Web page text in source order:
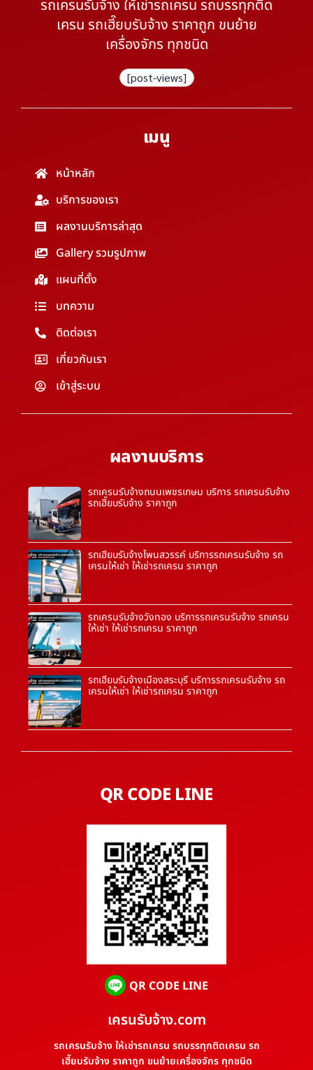
รถเครนรับจ้าง ให้เช่ารถเครน รถบรรทุกติด
เครน รถเฮี๊ยบรับจ้าง ราคาถูก ขนย้าย
เครื่องจักร ทุกชนิด
[post-views]
เมนู
หน้าหลัก
บริการของเรา
ผลงานบริการล่าสุด
Gallery รวมรูปภาพ
แผนที่ตั้ง
บทความ
ติดต่อเรา
เกี่ยวกับเรา
เข้าสู่ระบบ
ผลงานบริการ
รถเครนรับจ้างถนนเพชรเกษม บริการ รถเครนรับจ้าง
รถเฮี๊ยบรับจ้าง ราคาถูก
รถเฮี๊ยบรับจ้างโพนสวรรค์ บริการรถเครนรับจ้าง รถ
เครนให้เช่า ให้เช่ารถเครน ราคาถูก
รถเครนรับจ้างวังทอง บริการรถเครนรับจ้าง รถเครน
ให้เช่า ให้เช่ารถเครน ราคาถูก
รถเฮี๊ยบรับจ้างเมืองสระบุรี บริการรถเครนรับจ้าง รถ
เครนให้เช่า ให้เช่ารถเครน ราคาถูก
QR CODE LINE
QR CODE LINE
เครนรับจ้าง.com
รถเครนรับจ้าง ให้เช่ารถเครน รถบรรทุกติดเครน รถ
เฮี๊ยบรับจ้าง ราคาถูก ขนย้ายเครื่องจักร ทุกชนิด